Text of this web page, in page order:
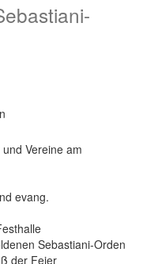
Vereine am
evang.
Sebastiani-Orden
der Feier